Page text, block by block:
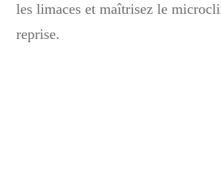
les limaces et maîtrisez le
reprise.